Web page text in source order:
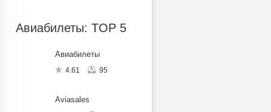
Авиабилеты: TOP 5
Авиабилеты
4.61 95
Aviasales